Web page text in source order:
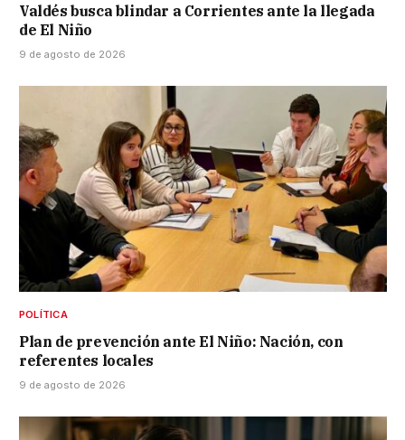
Valdés busca blindar a Corrientes ante la llegada
de El Niño
9 de agosto de 2026
POLÍTICA
Plan de prevención ante El Niño: Nación, con
referentes locales
9 de agosto de 2026